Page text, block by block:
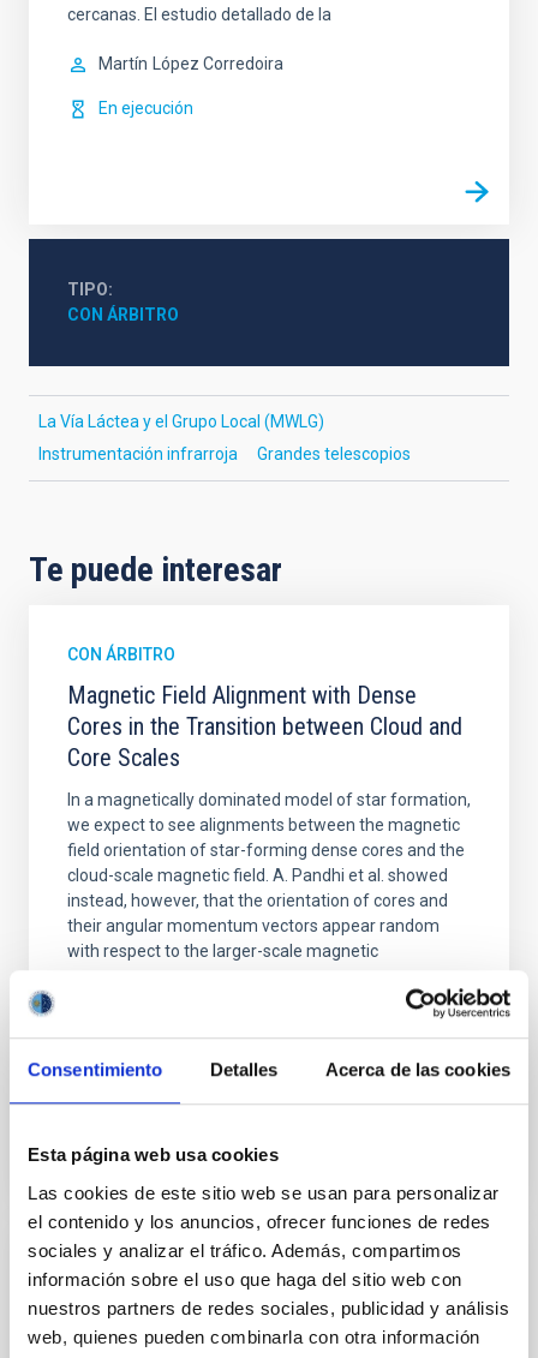
Consentimiento Detalles Acerca de las cookies
Esta página web usa cookies
Las cookies de este sitio web se usan para personalizar
el contenido y los anuncios, ofrecer funciones de redes
sociales y analizar el tráfico. Además, compartimos
información sobre el uso que haga del sitio web con
nuestros partners de redes sociales, publicidad y análisis
web, quienes pueden combinarla con otra información
cercanas. El estudio detallado de la
Martín López Corredoira
En ejecución
TIPO
CON ÁRBITRO
La Vía Láctea y el Grupo Local (MWLG)
Instrumentación infrarroja
Grandes telescopios
Te puede interesar
CON ÁRBITRO
Magnetic Field Alignment with Dense
Cores in the Transition between Cloud and
Core Scales
In a magnetically dominated model of star formation,
we expect to see alignments between the magnetic
field orientation of star-forming dense cores and the
cloud-scale magnetic field. A. Pandhi et al. showed
instead, however, that the orientation of cores and
their angular momentum vectors appear random
with respect to the larger-scale magnetic
Fecha de publicación: 5 2026
NÚMERO DE CITAS
CON ÁRBITRO
Clues to inside-out quenching in quiescent
galaxies at 1.2 ≲ z ≲ 2.2: Age, Fe-, and